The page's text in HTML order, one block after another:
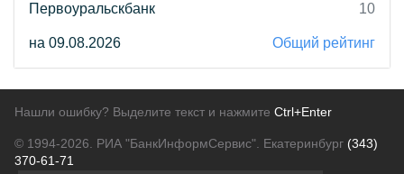
Первоуральскбанк
10
на 09.08.2026 Общий рейтинг
Нашли ошибку? Выделите текст и нажмите Ctrl+Enter
© 1994-2026. РИА "БанкИнформСервис". Екатеринбург (343)
370-61-71